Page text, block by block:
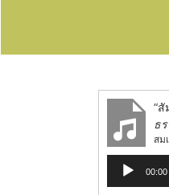
“
ธ
สม
Audio
Player
00:00